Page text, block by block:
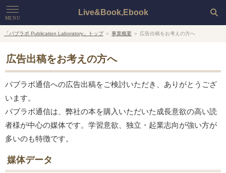
Live&Book,Ebook
MENU
HOME
Live
Book
Ebook
「パブラボ Publication Laboratory」トップ＞ 事業概要 ＞ 広告出稿をお考えの方へ
広告出稿をお考えの方へ
パブラボ通信への広告出稿をご検討いただき、ありがとうござ
います。
パブラボ通信は、弊社の本を購入いただいた成長意欲の高い読
者様が中心の媒体です。学習意欲、独立・起業志向が強い方が
多いのも特徴です。
媒体データ